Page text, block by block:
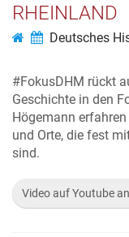
RHEINLAND
Deutsches
#FokusDHM rückt
Geschichte in den
Högemann
und Orte, die fest
sind.
Video auf Youtube